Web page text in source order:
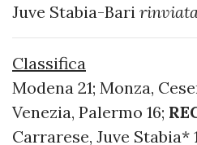
Juve Stabia-Bari
Classifica
Modena 21; Monza,
Venezia, Palermo 16;
Carrarese, Juve Stabia*